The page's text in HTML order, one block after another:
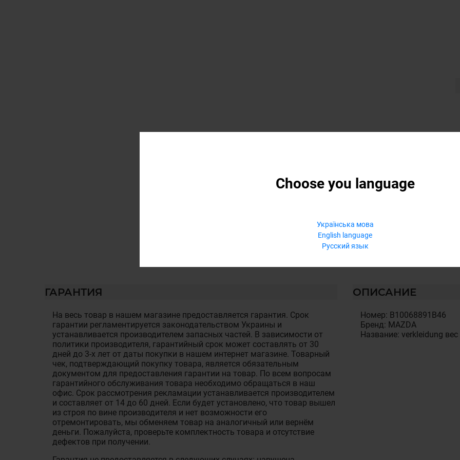
Choose you language
Українська мова
English language
Русский язык
ГАРАНТИЯ
На весь товар в нашем магазине предоставляется гарантия. Срок
гарантии регламентируется законодательством Украины и
устанавливается производителем запасных частей. В зависимости от
политики производителя, гарантийный срок может составлять от 30
дней до 3-х лет от даты покупки в нашем интернет магазине. Товарный
чек, подтверждающий покупку товара, является обязательным
документом для предоставления гарантии на товар. По всем вопросам
гарантийного обслуживания товара необходимо обращаться в наш
офис. Срок рассмотрения рекламации устанавливается производителем
и составляет от 14 до 60 дней. Если будет установлено, что товар вышел
из строя по вине производителя и нет возможности его
отремонтировать, мы обменяем товар на аналогичный или вернём
деньги. Пожалуйста, проверьте комплектность товара и отсутствие
дефектов при получении.
ОПИСАНИЕ
Номер: B10068891B46
Бренд: MAZDA
Название: verkleidung вес